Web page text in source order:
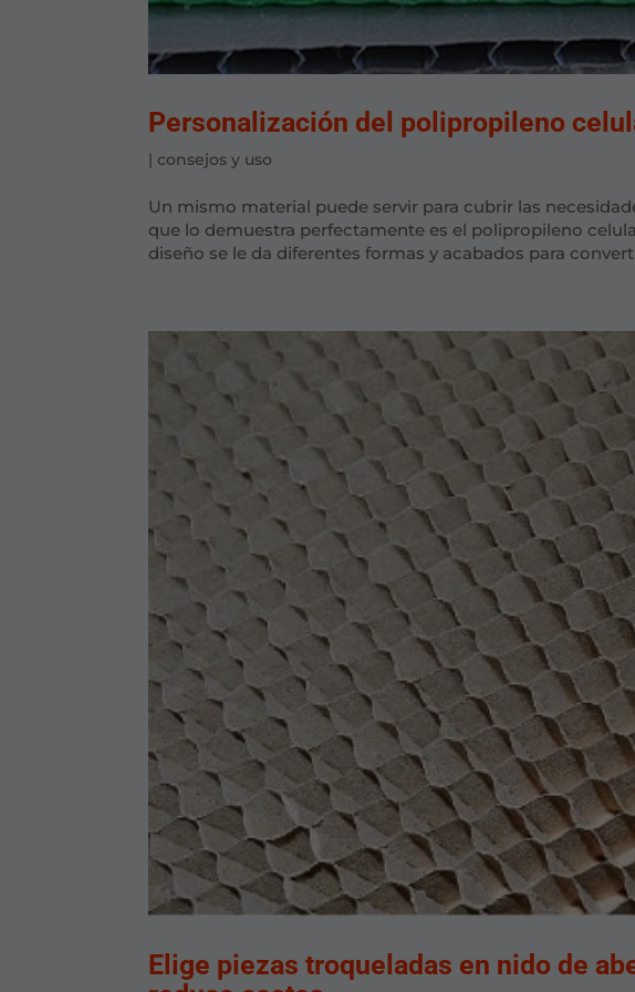
Personalización del polipropileno
| consejos y uso
Un mismo material puede servir para cubrir las
que lo demuestra perfectamente es el polipropileno
diseño se le da diferentes formas y acabados para
Elige piezas troqueladas en nido de